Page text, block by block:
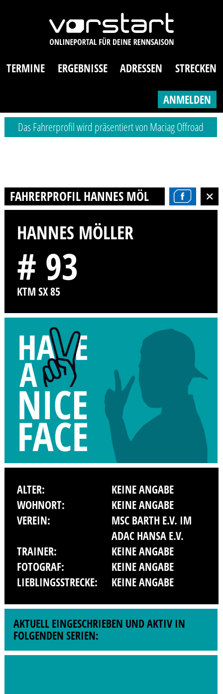
TERMINE ERGEBNISSE ADRESSEN STRECKEN
ANMELDEN
Das Fahrerprofil wird präsentiert von Maciag Offroad
FAHRERPROFIL HANNES MÖLLER
HANNES MÖLLER
# 93
KTM SX 85
ALTER:
KEINE ANGABE
WOHNORT:
KEINE ANGABE
VEREIN:
MSC BARTH E.V. IM
ADAC HANSA E.V.
TRAINER:
KEINE ANGABE
FOTOGRAF:
KEINE ANGABE
LIEBLINGSSTRECKE:
KEINE ANGABE
AKTUELL EINGESCHRIEBEN UND AKTIV IN
FOLGENDEN SERIEN: